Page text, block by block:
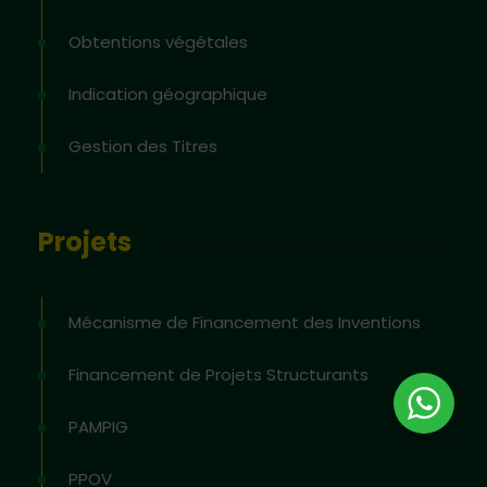
Obtentions végétales
Indication géographique
Gestion des Titres
Projets
Mécanisme de Financement des Inventions
Financement de Projets Structurants
PAMPIG
PPOV